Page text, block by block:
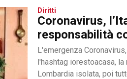
Diritti
Coronavirus,
responsabilità
L'emergenza
l'hashtag iorestoacasa,
Lombardia isolata, poi